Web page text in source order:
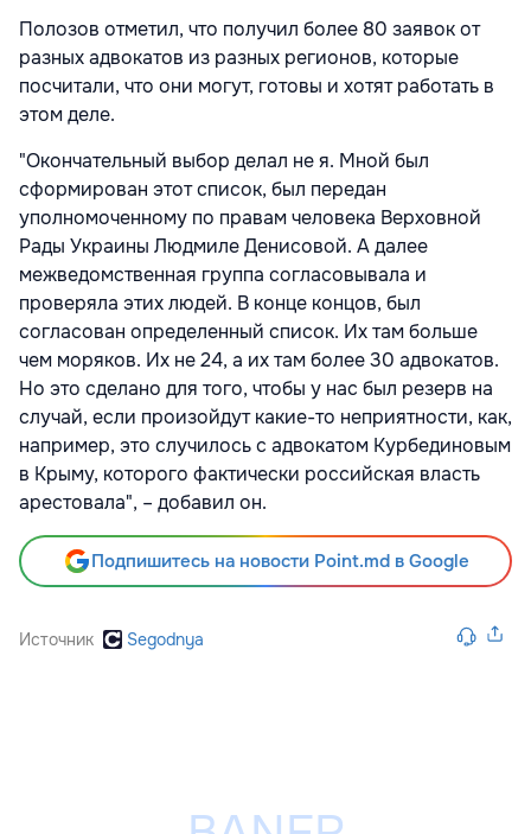
Полозов отметил, что получил более 80 заявок от
разных адвокатов из разных регионов, которые
посчитали, что они могут, готовы и хотят работать в
этом деле.
"Окончательный выбор делал не я. Мной был
сформирован этот список, был передан
уполномоченному по правам человека Верховной
Рады Украины Людмиле Денисовой. А далее
межведомственная группа согласовывала и
проверяла этих людей. В конце концов, был
согласован определенный список. Их там больше
чем моряков. Их не 24, а их там более 30 адвокатов.
Но это сделано для того, чтобы у нас был резерв на
случай, если произойдут какие-то неприятности, как,
например, это случилось с адвокатом Курбединовым
в Крыму, которого фактически российская власть
арестовала", – добавил он.
Подпишитесь на новости Point.md в Google
Источник Segodnya